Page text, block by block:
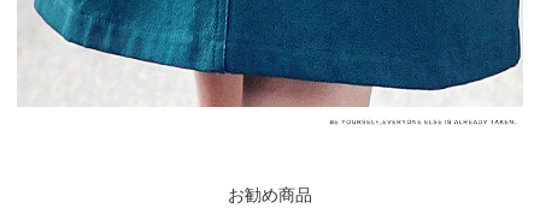
お勧め商品